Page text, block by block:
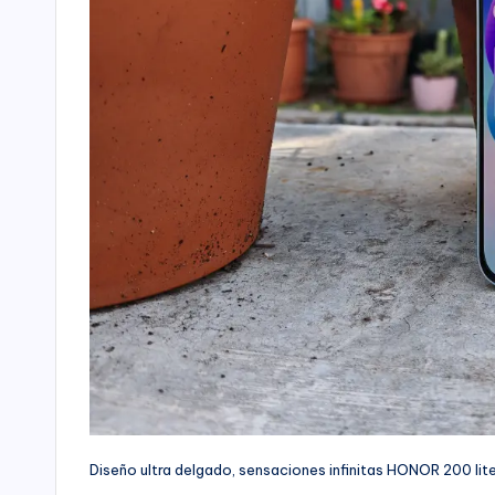
Diseño ultra delgado, sensaciones infinitas HONOR 200